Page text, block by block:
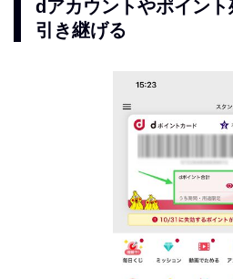
dアカウントやポイン
引き継げる